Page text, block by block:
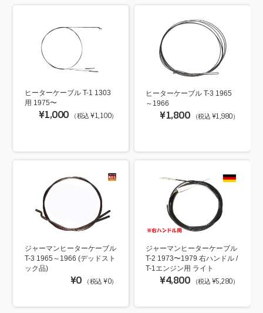
ヒーターケーブル T-1 1303
用 1975〜
¥1,000 （税込 ¥1,100）
ヒーターケーブル T-3 1965
～1966
¥1,800 （税込 ¥1,980）
ジャーマンヒーターケーブル
T-3 1965～1966 (デッドスト
ック品)
¥0 （税込 ¥0）
ジャーマンヒーターケーブル
T-2 1973〜1979 右ハンドル /
T-1エンジン用 ライト
¥4,800 （税込 ¥5,280）